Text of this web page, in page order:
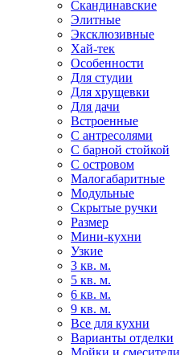
Скандинавские
Элитные
Эксклюзивные
Хай-тек
Особенности
Для студии
Для хрущевки
Для дачи
Встроенные
С антресолями
С барной стойкой
С островом
Малогабаритные
Модульные
Скрытые ручки
Размер
Мини-кухни
Узкие
3 кв. м.
5 кв. м.
6 кв. м.
9 кв. м.
Все для кухни
Варианты отделки
Мойки и смесители